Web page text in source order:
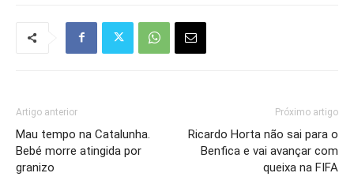
Artigo anterior
Mau tempo na Catalunha.
Bebé morre atingida por
granizo
Próximo artigo
Ricardo Horta não sai para o
Benfica e vai avançar com
queixa na FIFA